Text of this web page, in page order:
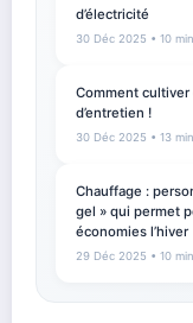
d’électricité
30 Déc 2025 • 10
Comment
d’entretien !
30 Déc 2025 • 13
Chauffage :
gel » qui permet
économies l’hiver
29 Déc 2025 • 10